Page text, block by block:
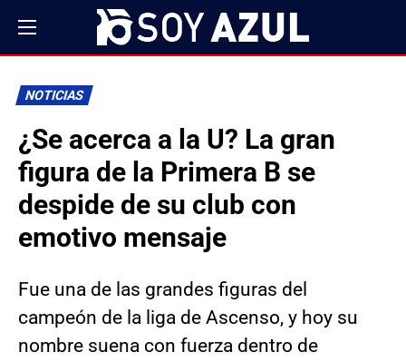
NOTICIAS
¿Se acerca a la U? La gran
figura de la Primera B se
despide de su club con
emotivo mensaje
Fue una de las grandes figuras del
campeón de la liga de Ascenso, y hoy su
nombre suena con fuerza dentro de